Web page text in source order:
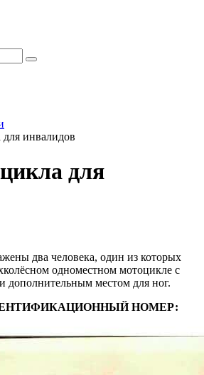
инвалидов
для
два человека, один из которых
одноместном мотоцикле с
дополнительным местом для ног.
НОМЕР: